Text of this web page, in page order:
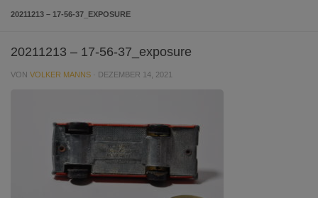
20211213 – 17-56-37_EXPOSURE
20211213 – 17-56-37_exposure
VON VOLKER MANNS · DEZEMBER 14, 2021